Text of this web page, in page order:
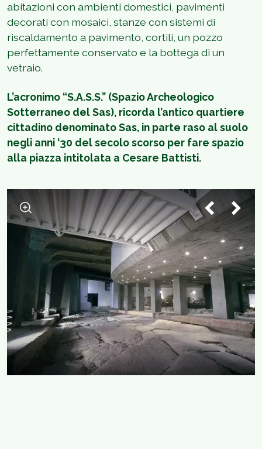
abitazioni con ambienti domestici, pavimenti
decorati con mosaici, stanze con sistemi di
riscaldamento a pavimento, cortili, un pozzo
perfettamente conservato e la bottega di un
vetraio.
L’acronimo “S.A.S.S.” (Spazio Archeologico
Sotterraneo del Sas), ricorda l’antico quartiere
cittadino denominato Sas, in parte raso al suolo
negli anni ‘30 del secolo scorso per fare spazio
alla piazza intitolata a Cesare Battisti.